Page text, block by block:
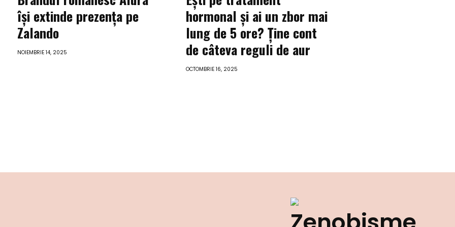
își extinde prezența pe
Zalando
NOIEMBRIE 14, 2025
hormonal și ai un zbor mai
lung de 5 ore? Ține cont
de câteva reguli de aur
OCTOMBRIE 16, 2025